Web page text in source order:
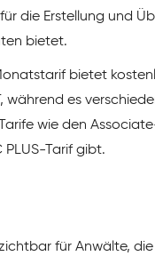
die Erstellung und
bietet.
bietet
während es
wie den
PLUS-Tarif gibt.
für Anwälte,